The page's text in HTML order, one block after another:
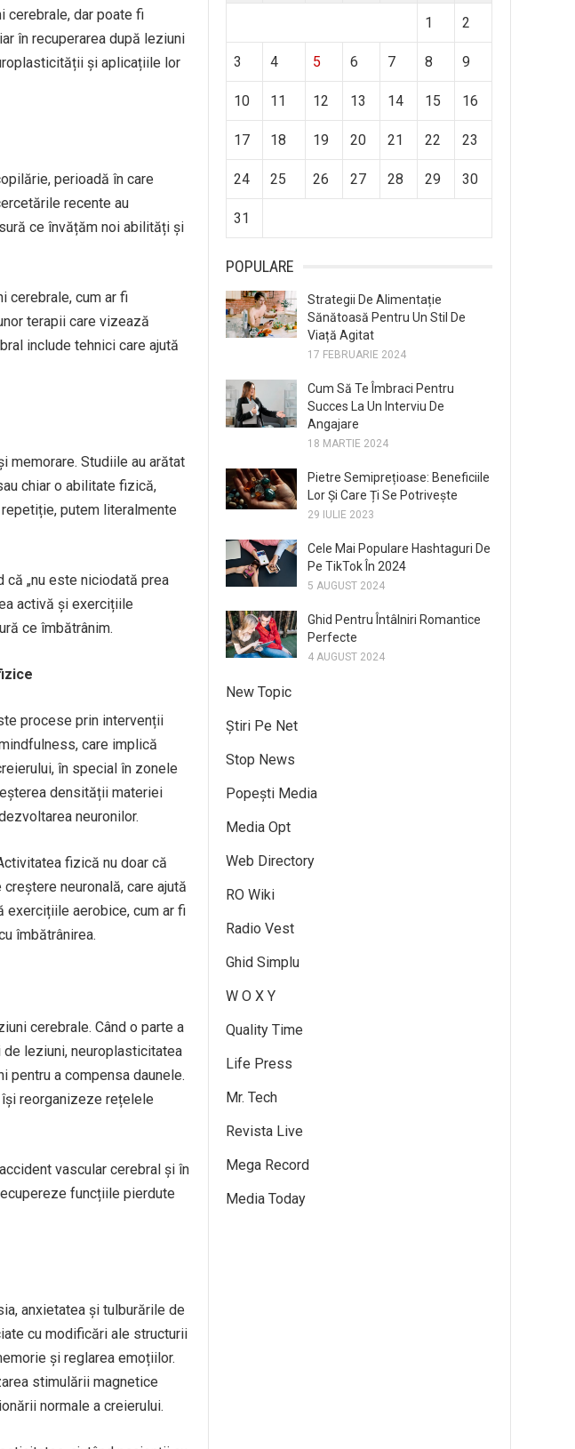
cerebrale, dar poate fi
în recuperarea după leziuni
și aplicațiile lor
perioadă în care
recente au
ce învățăm noi abilități și
cerebrale, cum ar fi
terapii care vizează
include tehnici care ajută
memorare. Studiile au arătat
chiar o abilitate fizică,
putem literalmente
„nu este niciodată prea
activă și exercițiile
ce îmbătrânim.
procese prin intervenții
care implică
în special în zonele
densității materiei
neuronilor.
fizică nu doar că
neuronală, care ajută
exercițiile aerobice, cum ar fi
îmbătrânirea.
cerebrale. Când o parte a
leziuni, neuroplasticitatea
a compensa daunele.
reorganizeze rețelele
vascular cerebral și în
funcțiile pierdute
anxietatea și tulburările de
cu modificări ale structurii
și reglarea emoțiilor.
stimulării magnetice
normale a creierului.
1 2
3 4 5 6 7 8 9
10 11 12 13 14 15 16
17 18 19 20 21 22 23
24 25 26 27 28 29 30
31
POPULARE
Strategii De Alimentație
Sănătoasă Pentru Un Stil De
Viață Agitat
17 FEBRUARIE 2024
Cum Să Te Îmbraci Pentru
Succes La Un Interviu De
Angajare
18 MARTIE 2024
Pietre Semiprețioase: Beneficiile
Lor Și Care Ți Se Potrivește
29 IULIE 2023
Cele Mai Populare Hashtaguri De
Pe TikTok În 2024
5 AUGUST 2024
Ghid Pentru Întâlniri Romantice
Perfecte
4 AUGUST 2024
New Topic
Știri Pe Net
Stop News
Popești Media
Media Opt
Web Directory
RO Wiki
Radio Vest
Ghid Simplu
W O X Y
Quality Time
Life Press
Mr. Tech
Revista Live
Mega Record
Media Today